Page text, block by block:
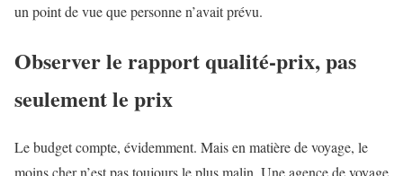
un point de vue que personne n’avait prévu.
Observer le rapport qualité-prix, pas
seulement le prix
Le budget compte, évidemment. Mais en matière de voyage, le